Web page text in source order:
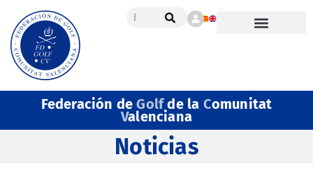
Federación deGolfde la Comunitat
Valenciana
Noticias